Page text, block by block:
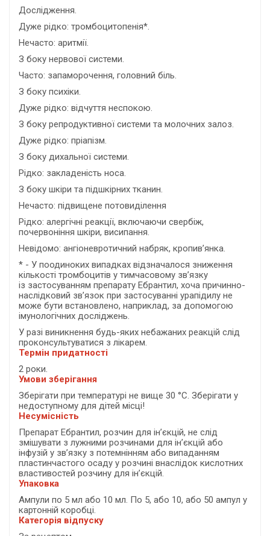
Дослідження.
Дуже рідко: тромбоцитопенія*.
Нечасто: аритмії.
З боку нервової системи.
Часто: запаморочення, головний біль.
З боку психіки.
Дуже рідко: відчуття неспокою.
З боку репродуктивної системи та молочних залоз.
Дуже рідко: пріапізм.
З боку дихальної системи.
Рідко: закладеність носа.
З боку шкіри та підшкірних тканин.
Нечасто: підвищене потовиділення
Рідко: алергічні реакції, включаючи свербіж,
почервоніння шкіри, висипання.
Невідомо: ангіоневротичний набряк, кропив’янка.
* - У поодиноких випадках відзначалося зниження
кількості тромбоцитів у тимчасовому зв’язку
із застосуванням препарату Ебрантил, хоча причинно-
наслідковий зв’язок при застосуванні урапідилу не
може бути встановлено, наприклад, за допомогою
імунологічних досліджень.
У разі виникнення будь-яких небажаних реакцій слід
проконсультуватися з лікарем.
Термін придатності
2 роки.
Умови зберігання
Зберігати при температурі не вище 30 °С. Зберігати у
недоступному для дітей місці!
Несумісність
Препарат Ебрантил, розчин для ін’єкцій, не слід
змішувати з лужними розчинами для ін’єкцій або
інфузій у зв’язку з потемнінням або випаданням
пластинчастого осаду у розчині внаслідок кислотних
властивостей розчину для ін’єкцій.
Упаковка
Ампули по 5 мл або 10 мл. По 5, або 10, або 50 ампул у
картонній коробці.
Категорія відпуску